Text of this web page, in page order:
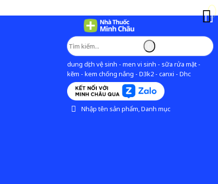
dung dịch vệ sinh - men vi sinh - sữa rửa mặt -
kẽm - kem chống nắng - D3k2 - canxi - Dhc
Nhập tên sản phẩm, Danh mục